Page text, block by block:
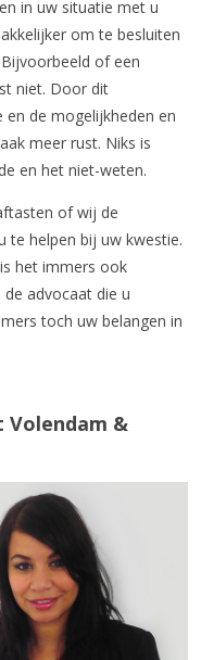
in uw situatie met u
om te besluiten
of een
niet. Door dit
de mogelijkheden en
meer rust. Niks is
en het niet-weten.
of wij de
te helpen bij uw kwestie.
het immers ook
advocaat die u
toch uw belangen in
Volendam &